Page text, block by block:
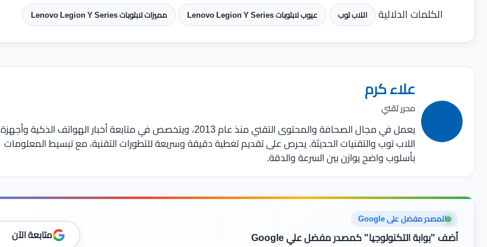
الكلمات الدلالية اللاب توب عيوب لابتوبات Lenovo Legion Y Series مميزات لابتوبات Lenovo Legion Y Series
علاء كرم
محرر تقني
يعمل في مجال الصحافة والمحتوى التقني منذ عام 2013، ويتخصص في متابعة أخبار الهواتف الذكية وأجهزة
اللاب توب والتقنيات الحديثة. يحرص على تقديم تغطية دقيقة وسريعة للتطورات التقنية، مع تبسيط المعلومات
بأسلوب واضح يوازن بين السرعة والدقة.
المصدر مفضل على Google
أضف "بوابة التكنولوجيا" كمصدر مفضل علي Google متابعة الآن